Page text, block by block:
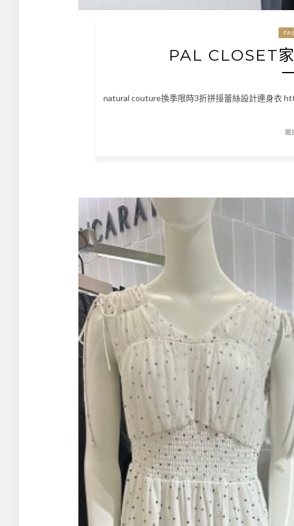
PAL CLOSET
natural couture換季限時3折拼接蕾絲設計連身衣
閱